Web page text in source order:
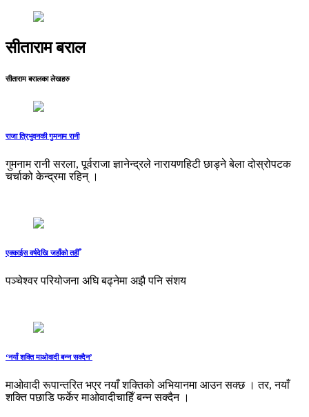
सीताराम बराल
सीताराम बरालका लेखहरु
राजा त्रिभुवनकी गुमनाम रानी
गुमनाम रानी सरला, पूर्वराजा ज्ञानेन्द्रले नारायणहिटी छाड्ने बेला दोस्रोपटक
चर्चाको केन्द्रमा रहिन् ।
एक्काईस वर्षदेखि जहाँको तहीँ
पञ्चेश्वर परियोजना अघि बढ्नेमा अझै पनि संशय
‘नयाँ शक्ति माओवादी बन्न सक्दैन’
माओवादी रूपान्तरित भएर नयाँ शक्तिको अभियानमा आउन सक्छ । तर, नयाँ
शक्ति पछाडि फर्केर माओवादीचाहिँ बन्न सक्दैन ।